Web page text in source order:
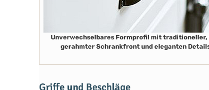
Unverwechselbares Formprofil mit traditioneller,
gerahmter Schrankfront und eleganten
Griffe und Beschläge